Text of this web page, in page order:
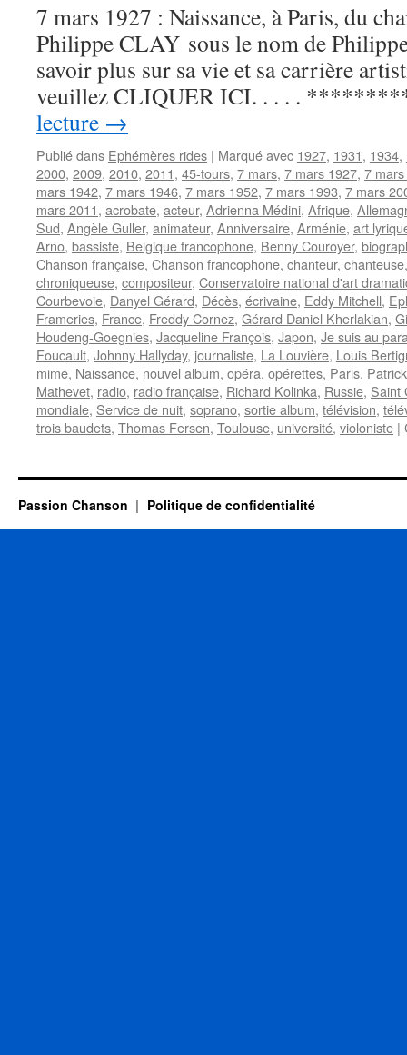
7 mars 1927 : Naissance, à Paris, du
Philippe CLAY sous le nom de
savoir plus sur sa vie et sa carrière
veuillez CLIQUER ICI. . . . .
lecture →
Publié dans Ephémères rides | Marqué avec 1927, 1931, 1934,
2000, 2009, 2010, 2011, 45-tours, 7 mars, 7 mars 1927, 7
mars 1942, 7 mars 1946, 7 mars 1952, 7 mars 1993, 7 mars
mars 2011, acrobate, acteur, Adrienna Médini, Afrique,
Sud, Angèle Guller, animateur, Anniversaire, Arménie, art
Arno, bassiste, Belgique francophone, Benny Couroyer,
Chanson française, Chanson francophone, chanteur, chanteuse
chroniqueuse, compositeur, Conservatoire national d'art
Courbevoie, Danyel Gérard, Décès, écrivaine, Eddy Mitchell,
Frameries, France, Freddy Cornez, Gérard Daniel Kherlakian,
Houdeng-Goegnies, Jacqueline François, Japon, Je suis au
Foucault, Johnny Hallyday, journaliste, La Louvière, Louis
mime, Naissance, nouvel album, opéra, opérettes, Paris,
Mathevet, radio, radio française, Richard Kolinka, Russie, Saint
mondiale, Service de nuit, soprano, sortie album, télévision,
trois baudets, Thomas Fersen, Toulouse, université, violoniste |
Passion Chanson Politique de confidentialité